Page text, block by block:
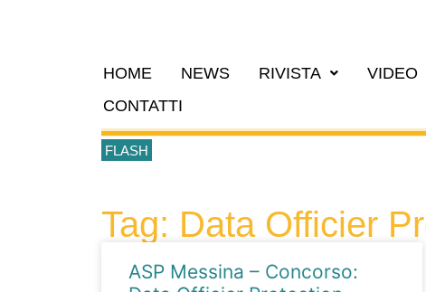
HOME NEWS RIVISTA VIDEO
CONTATTI
FLASH
Tag: Data Officier
ASP Messina – Concorso: